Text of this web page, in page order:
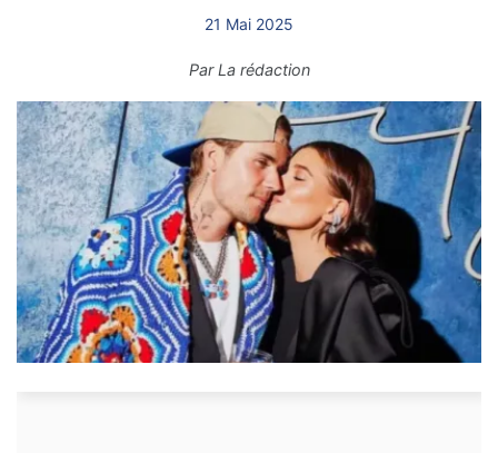
21 Mai 2025
ParLa rédaction